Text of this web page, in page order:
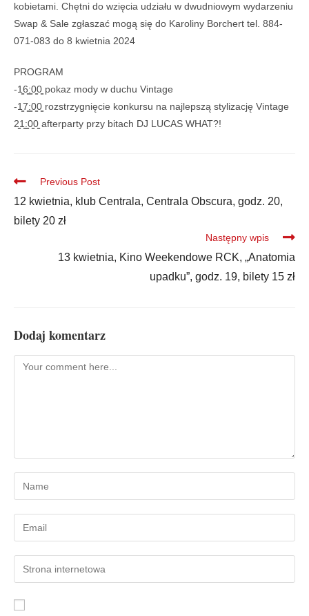
kobietami. Chętni do wzięcia udziału w dwudniowym wydarzeniu
Swap & Sale zgłaszać mogą się do Karoliny Borchert tel. 884-
071-083 do 8 kwietnia 2024
PROGRAM
-1̳6̳:̳0̳0̳ pokaz mody w duchu Vintage
-1̳7̳:̳0̳0̳ rozstrzygnięcie konkursu na najlepszą stylizację Vintage
2̳1̳:̳0̳0̳ afterparty przy bitach DJ LUCAS WHAT?!
Previous Post
12 kwietnia, klub Centrala, Centrala Obscura, godz. 20,
bilety 20 zł
Następny wpis
13 kwietnia, Kino Weekendowe RCK, „Anatomia
upadku”, godz. 19, bilety 15 zł
Dodaj komentarz